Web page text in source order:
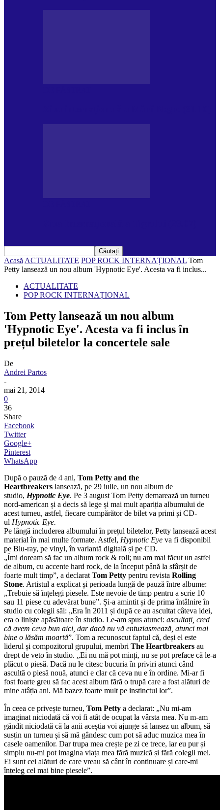
Acasă ACTUALITATE POP ROCK INTERNAȚIONAL Tom
Petty lansează un nou album 'Hypnotic Eye'. Acesta va fi inclus...
ACTUALITATE
POP ROCK INTERNAȚIONAL
Tom Petty lansează un nou album
'Hypnotic Eye'. Acesta va fi inclus în
prețul biletelor la concertele sale
De
Andrei Partos
-
mai 21, 2014
0
36
Share
Facebook
Twitter
Google+
Pinterest
WhatsApp
După o pauză de 4 ani, Tom Petty and the
Heartbreakers lansează, pe 29 iulie, un nou album de
studio, Hypnotic Eye. Pe 3 august Tom Petty demarează un turneu
nord-american și a decis să lege și mai mult apariția albumului de
acest turneu, astfel, fiecare cumpărător de bilet va primi și CD-
ul Hypnotic Eye.
Pe lângă includerea albumului în prețul biletelor, Petty lansează acest
material în mai multe formate. Astfel, Hypnotic Eye va fi disponibil
pe Blu-ray, pe vinyl, în variantă digitală și pe CD.
„Îmi doream să fac un album rock & roll; nu am mai făcut un astfel
de album, cu accente hard rock, de la început până la sfârșit de
foarte mult timp”, a declarat Tom Petty pentru revista Rolling
Stone. Artistul a explicat și perioada lungă de pauză între albume:
„Trebuie să înțelegi piesele. Este nevoie de timp pentru a scrie 10
sau 11 piese cu adevărat bune”. Și-a amintit și de prima întâlnire în
studio cu colegii săi: „Era în 2011 și după ce au ascultat câteva idei,
era o liniște apăsătoare în studio. Le-am spus atunci: ascultați, cred
că avem ceva bun aici, dar dacă nu vă entuziasmează, atunci mai
bine o lăsăm moartă”. Tom a recunoscut faptul că, deși el este
liderul și compozitorul grupului, membri The Heartbreakers au
drept de veto în studio. „Ei nu mă pot minți, nu se pot preface că le-a
plăcut o piesă. Dacă nu le citesc bucuria în priviri atunci când
ascultă o piesă nouă, atunci e clar că ceva nu e în ordine. Mi-ar fi
fost foarte greu să fac acest album fără o trupă care a fost alături de
mine atâția ani. Mă bazez foarte mult pe instinctul lor”.
În ceea ce privește turneu, Tom Petty a declarat: „Nu mi-am
imaginat niciodată că voi fi atât de ocupat la vârsta mea. Nu m-am
gândit niciodată că la anii aceștia voi ajunge să lansez un album, să
susțin un turneu și să mă gândesc cum pot să aduc muzica mea în
casele oamenilor. Dar trupa mea crește pe zi ce trece, iar eu pur și
simplu nu-mi pot imagina viața mea fără muzică și fără colegii mei.
Ei sunt cei alături de care vreau să cânt în continuare și care-mi
înțeleg cel mai bine piesele”.